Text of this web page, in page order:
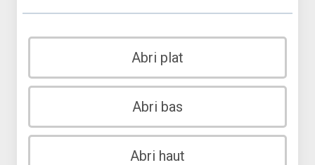
Abri plat
Abri bas
Abri haut